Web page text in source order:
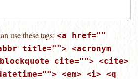
use these tags: <a href=""
title=""> <acronym
cite=""> <cite>
<em> <i> <q